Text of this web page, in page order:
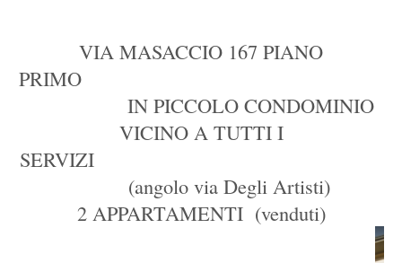
VIA MASACCIO 167 PIANO
PRIMO
IN PICCOLO CONDOMINIO
VICINO A TUTTI I
SERVIZI
(angolo via Degli Artisti)
2 APPARTAMENTI (venduti)